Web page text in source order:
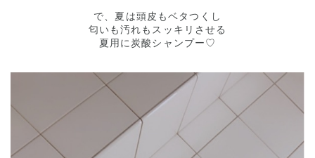
で、夏は頭皮もベタつくし
匂いも汚れもスッキリさせる
夏用に炭酸シャンプー♡